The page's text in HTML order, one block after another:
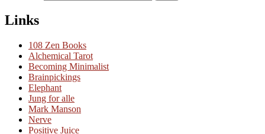
Links
108 Zen Books
Alchemical Tarot
Becoming Minimalist
Brainpickings
Elephant
Jung for alle
Mark Manson
Nerve
Positive Juice